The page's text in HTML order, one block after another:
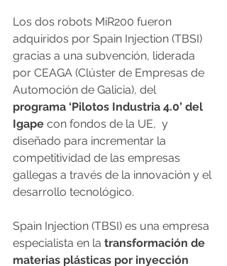
Los dos robots MiR200 fueron
adquiridos por Spain Injection (TBSI)
gracias a una subvención, liderada
por CEAGA (Clúster de Empresas de
Automoción de Galicia), del
programa ‘Pilotos Industria 4.0’ del
Igape con fondos de la UE,  y
diseñado para incrementar la
competitividad de las empresas
gallegas a través de la innovación y el
desarrollo tecnológico.
Spain Injection (TBSI) es una empresa
especialista en la transformación de
materias plásticas por inyección